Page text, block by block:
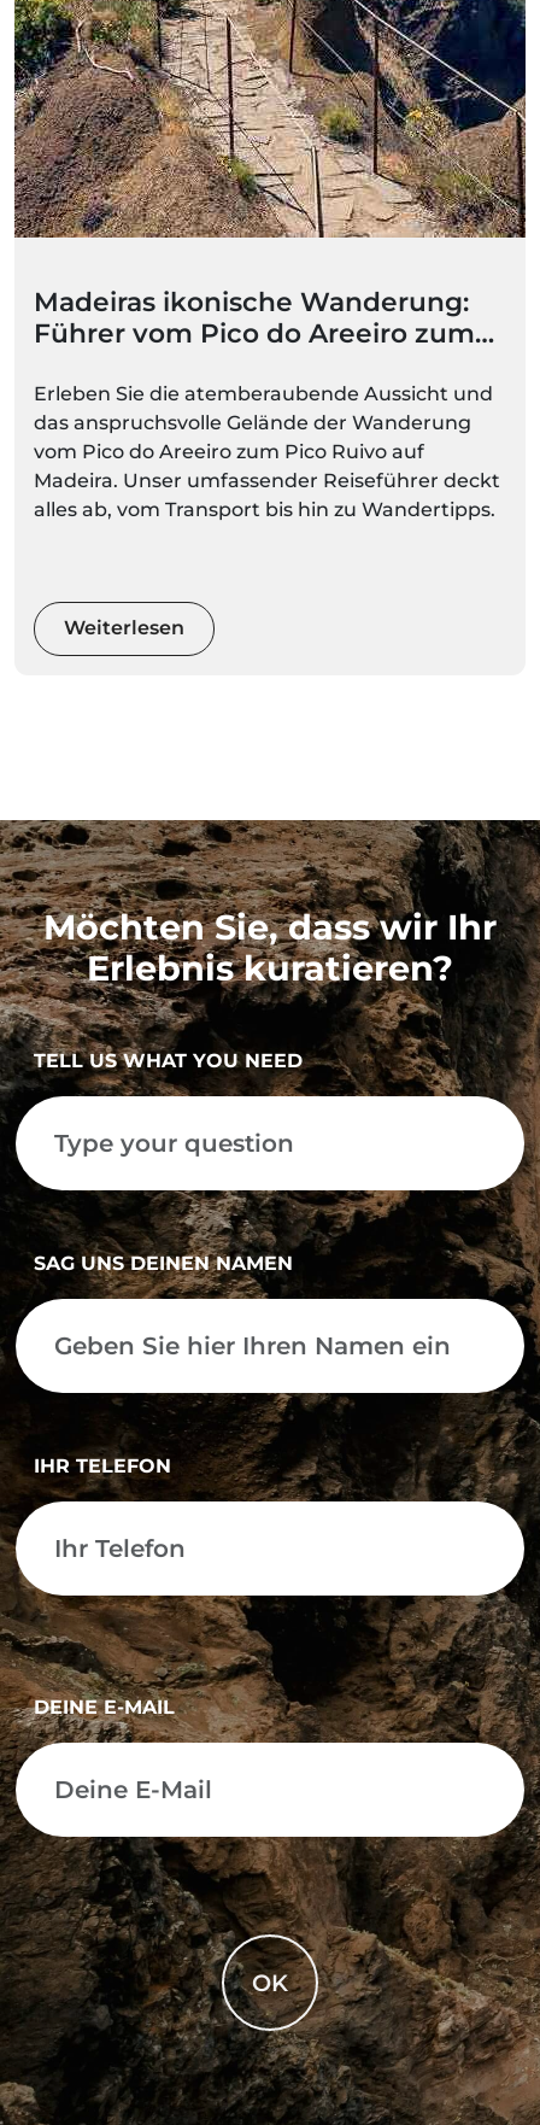
Madeiras ikonische Wanderung:
Führer vom Pico do Areeiro zum
Erleben Sie die atemberaubende Aussicht und
das anspruchsvolle Gelände der Wanderung
vom Pico do Areeiro zum Pico Ruivo auf
Madeira. Unser umfassender Reiseführer deckt
alles ab, vom Transport bis hin zu Wandertipps.
Weiterlesen
Möchten Sie, dass wir Ihr
Erlebnis kuratieren?
TELL US WHAT YOU NEED
SAG UNS DEINEN NAMEN
IHR TELEFON
DEINE E-MAIL
OK